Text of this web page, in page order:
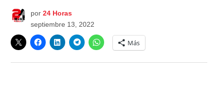
por 24 Horas
septiembre 13, 2022
Más